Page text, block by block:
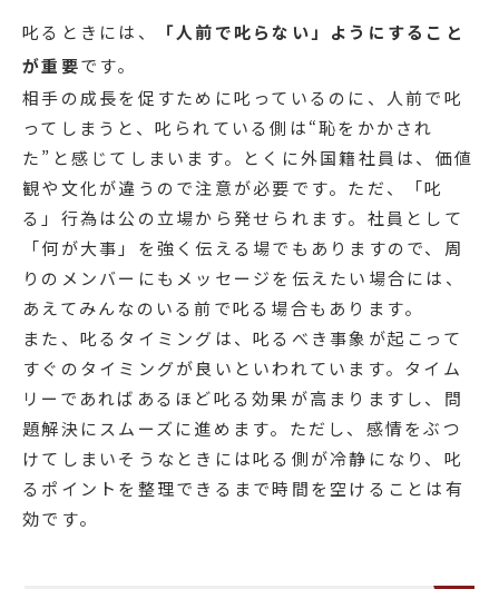
叱るときには、
「人前で叱らない」ようにすること
が重要です。
相手の成長を促すために叱っているのに、人前で叱
ってしまうと、叱られている側は“恥をかかされ
た”と感じてしまいます。とくに外国籍社員は、価値
観や文化が違うので注意が必要です。ただ、「叱
る」行為は公の立場から発せられます。社員として
「何が大事」を強く伝える場でもありますので、周
りのメンバーにもメッセージを伝えたい場合には、
あえてみんなのいる前で叱る場合もあります。
また、叱るタイミングは、叱るべき事象が起こって
すぐのタイミングが良いといわれています。タイム
リーであればあるほど叱る効果が高まりますし、問
題解決にスムーズに進めます。ただし、感情をぶつ
けてしまいそうなときには叱る側が冷静になり、叱
るポイントを整理できるまで時間を空けることは有
効です。